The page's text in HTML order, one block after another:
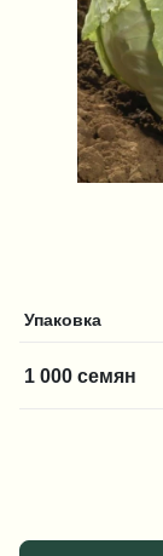
Упаковка
1 000 семян